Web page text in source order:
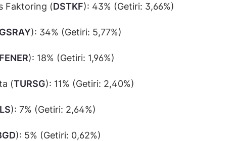
Faktoring (DSTKF): 43% (Getiri: 3,66%)
GSRAY): 34% (Getiri: 5,77%)
FENER): 18% (Getiri: 1,96%)
(TURSG): 11% (Getiri: 2,40%)
): 7% (Getiri: 2,64%)
): 5% (Getiri: 0,62%)